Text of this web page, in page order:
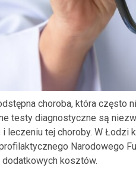
choroba, która często
testy diagnostyczne są
leczeniu tej choroby. W
Narodowego
kosztów.